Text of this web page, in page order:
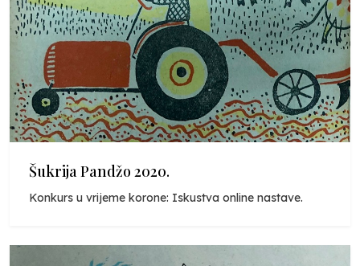
Šukrija Pandžo 2020.
Konkurs u vrijeme korone: Iskustva online nastave.